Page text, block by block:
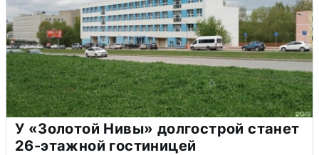
У «Золотой Нивы» долгострой станет
26-этажной гостиницей